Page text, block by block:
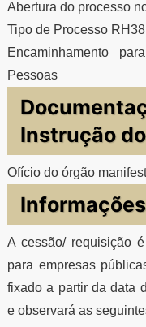
Abertura do processo
Tipo de Processo
Encaminhamento
Pessoas
Instrução
Ofício do órgão
A cessão/ requisição
para empresas
fixado a partir da data
e observará as